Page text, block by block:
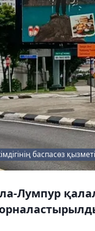
баспасөз қызметі
Лумпур